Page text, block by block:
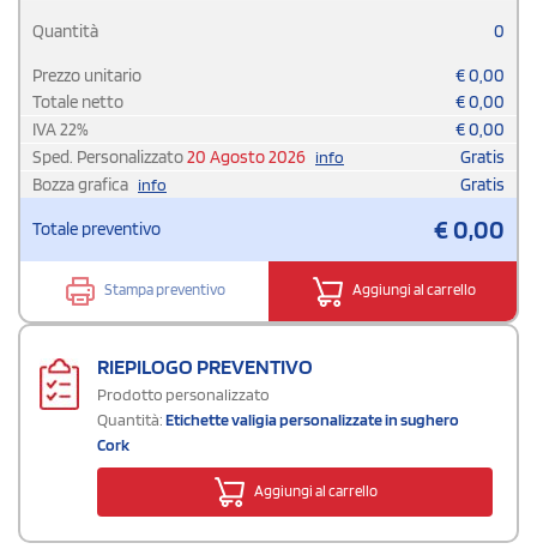
Quantità 0
Prezzo unitario €0,00
Totale netto
€0,00
IVA22% €0,00
Sped. Personalizzato20 Agosto 2026 info
Gratis
Bozza grafica info Gratis
Totale preventivo €0,00
Stampa preventivo Aggiungi al carrello
RIEPILOGO PREVENTIVO
Prodotto personalizzato
Quantità:Etichette valigia personalizzate in sughero
Cork
Aggiungi al carrello